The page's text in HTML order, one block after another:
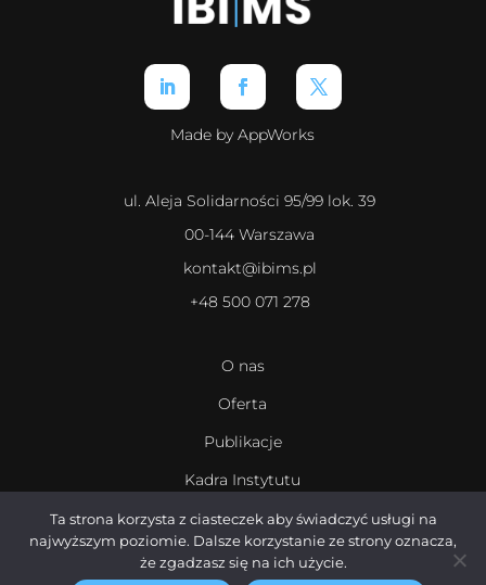
Made by AppWorks
ul. Aleja Solidarności 95/99 lok. 39
00-144 Warszawa
kontakt@ibims.pl
+48 500 071 278
O nas
Oferta
Publikacje
Kadra Instytutu
Kariera
Ta strona korzysta z ciasteczek aby świadczyć usługi na
najwyższym poziomie. Dalsze korzystanie ze strony oznacza,
że zgadzasz się na ich użycie.